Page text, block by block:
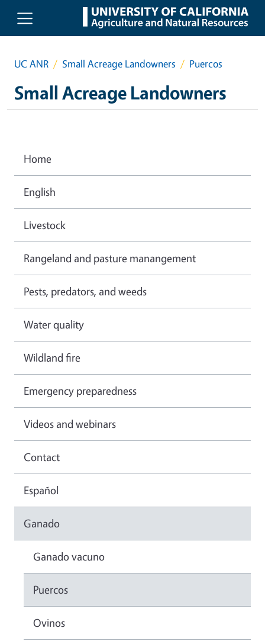
Skip to main content
UC ANR Small Acreage Landowners Puercos
Small Acreage Landowners
Home
English
Livestock
Rangeland and pasture manangement
Pests, predators, and weeds
Water quality
Wildland fire
Emergency preparedness
Videos and webinars
Contact
Español
Ganado
Ganado vacuno
Puercos
Ovinos